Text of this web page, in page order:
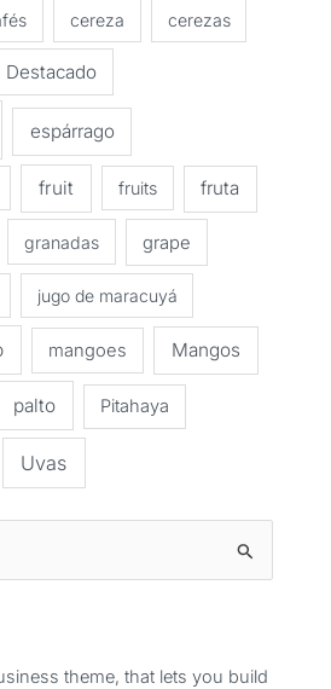
cereza cerezas
Destacado
espárrago
fruit fruits fruta
granadas grape
jugo de maracuyá
mangoes Mangos
palto Pitahaya
Uvas
theme, that lets you build